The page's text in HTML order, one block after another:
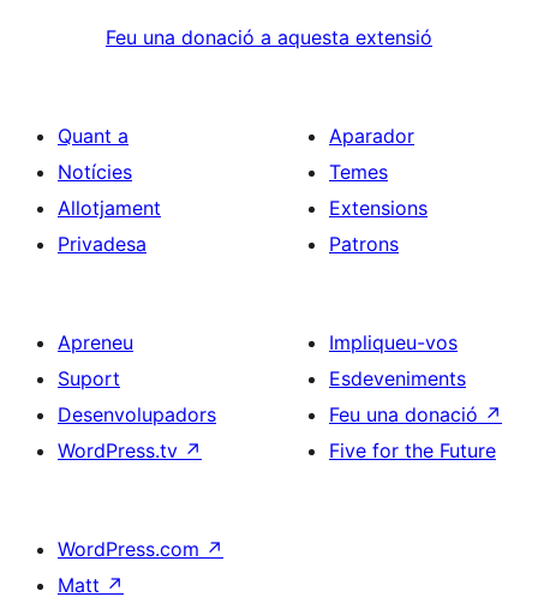
Feu una donació a aquesta extensió
Quant a
Notícies
Allotjament
Privadesa
Aparador
Temes
Extensions
Patrons
Apreneu
Suport
Desenvolupadors
WordPress.tv ↗
Impliqueu-vos
Esdeveniments
Feu una donació ↗
Five for the Future
WordPress.com ↗
Matt ↗